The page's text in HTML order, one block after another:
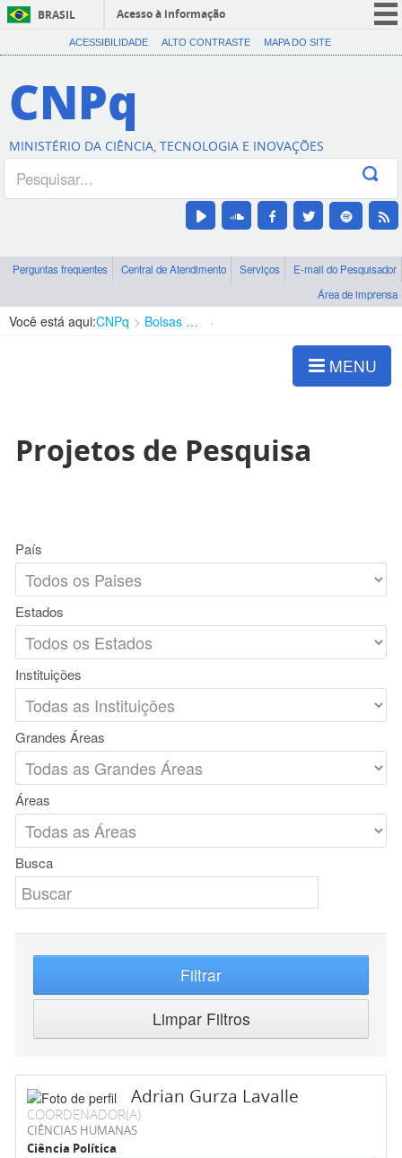
BRASIL
Acesso à informação
CORONAVÍRUS (COVID-19)
Canais
ACESSIBILIDADE ALTO CONTRASTE MAPA DO SITE
CNPq
MINISTÉRIO DA CIÊNCIA, TECNOLOGIA E INOVAÇÕES
Perguntas frequentes Central de Atendimento Serviços
E-mail do Pesquisador
Área de imprensa
Você está aqui:CNPq Bolsas e Auxílios Vigentes
MENU
Projetos de Pesquisa
País
Estados
Instituições
Grandes Áreas
Áreas
Busca
Filtrar
Limpar Filtros
Adrian Gurza Lavalle
COORDENADOR(A)
CIÊNCIAS HUMANAS
Ciência Política